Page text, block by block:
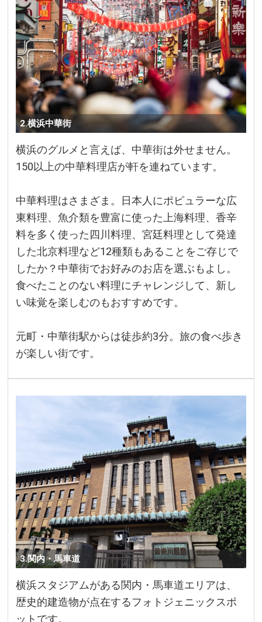
2.横浜中華街
横浜のグルメと言えば、中華街は外せません。
150以上の中華料理店が軒を連ねています。
中華料理はさまざま。日本人にポピュラーな広
東料理、魚介類を豊富に使った上海料理、香辛
料を多く使った四川料理、宮廷料理として発達
した北京料理など12種類もあることをご存じで
したか？中華街でお好みのお店を選ぶもよし。
食べたことのない料理にチャレンジして、新し
い味覚を楽しむのもおすすめです。
元町・中華街駅からは徒歩約3分。旅の食べ歩き
が楽しい街です。
3.関内・馬車道
横浜スタジアムがある関内・馬車道エリアは、
歴史的建造物が点在するフォトジェニックスポ
ットです。